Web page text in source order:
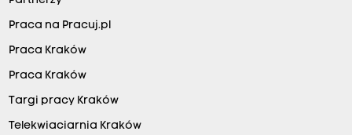
Praca na Pracuj.pl
Praca Kraków
Praca Kraków
Targi pracy Kraków
Telekwiaciarnia Kraków